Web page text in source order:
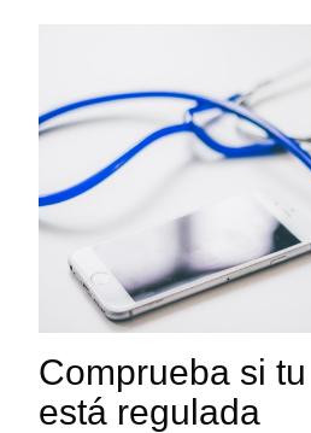
Comprueba si
está regulada